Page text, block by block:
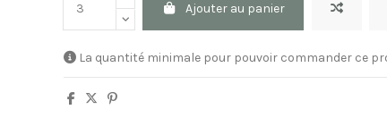
Ajouter au panier
La quantité minimale pour pouvoir commander ce